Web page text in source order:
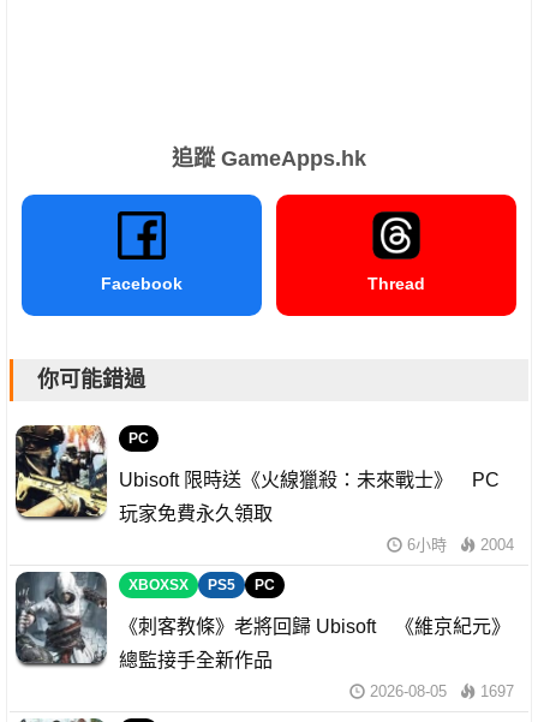
追蹤 GameApps.hk
Facebook Thread
你可能錯過
PC
Ubisoft 限時送《火線獵殺：未來戰士》 PC
玩家免費永久領取
6小時 2004
XBOXSX PS5 PC
《刺客教條》老將回歸 Ubisoft 《維京紀元》
總監接手全新作品
2026-08-05 1697